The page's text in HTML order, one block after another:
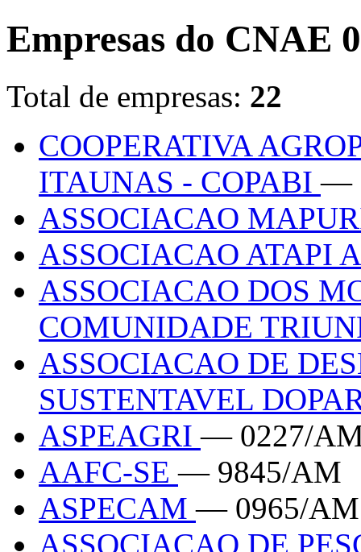
Empresas do CNAE
Total de empresas: 22
COOPERATIVA
ITAUNAS - COPABI—
ASSOCIACAO
ASSOCIACAO ATAPI
ASSOCIACAO DOS
COMUNIDADE
ASSOCIACAO DE
SUSTENTAVEL
ASPEAGRI— 0227/
AAFC-SE— 9845/AM
ASPECAM— 0965/AM
ASSOCIACAO DE